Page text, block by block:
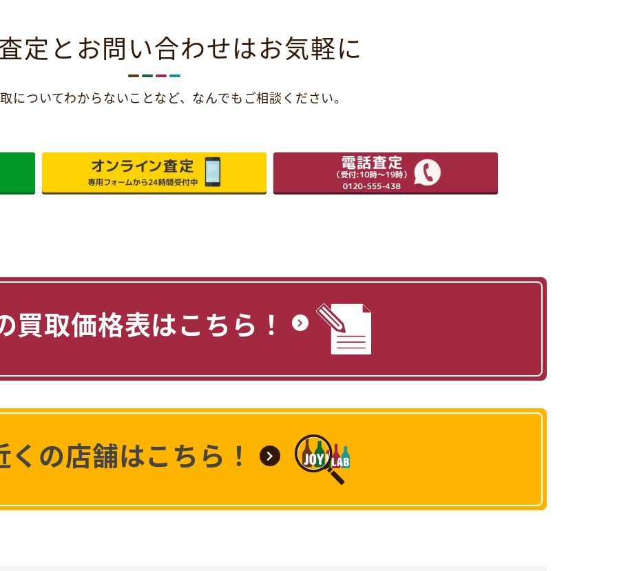
定とお問い合わせはお気軽に
についてわからないことなど、 なんでもご相談ください。
買取価格表はこちら！
くの店舗はこちら！